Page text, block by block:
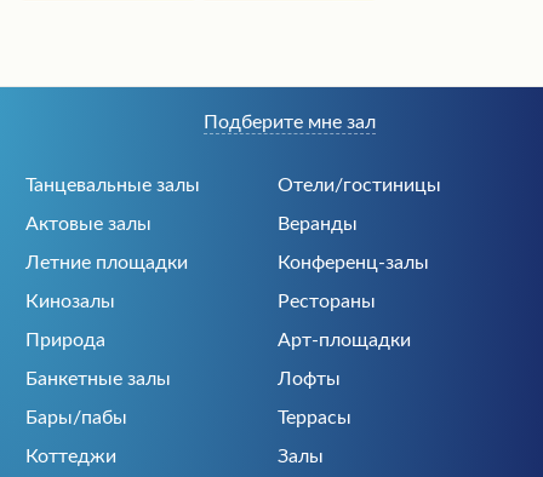
Танцевальные залы
Отели/гостиницы
Актовые залы
Веранды
Летние площадки
Конференц-залы
Кинозалы
Рестораны
Природа
Арт-площадки
Банкетные залы
Лофты
Бары/пабы
Террасы
Коттеджи
Залы
Подберите мне зал